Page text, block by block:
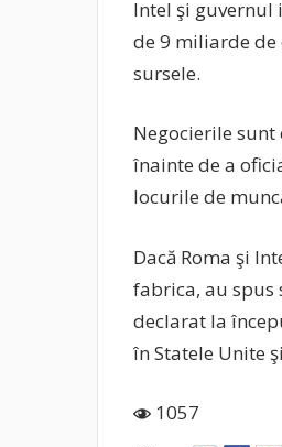
Intel şi
de 9 miliarde de
sursele.
Negocierile
înainte de a
locurile de
Dacă Roma şi
fabrica, au spus
declarat la
în Statele Unite
1057